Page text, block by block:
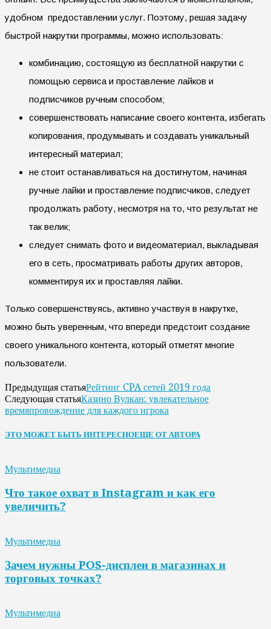
удобном предоставлении услуг. Поэтому, решая задачу
быстрой накрутки программы, можно использовать:
комбинацию, состоящую из бесплатной накрутки с
помощью сервиса и проставление лайков и
подписчиков ручным способом;
совершенствовать написание своего контента, избегать
копирования, продумывать и создавать уникальный
интересный материал;
не стоит останавливаться на достигнутом, начиная
ручные лайки и проставление подписчиков, следует
продолжать работу, несмотря на то, что результат не
так велик;
следует снимать фото и видеоматериал, выкладывая
его в сеть, просматривать работы других авторов,
комментируя их и проставляя лайки.
Только совершенствуясь, активно участвуя в накрутке,
можно быть уверенным, что впереди предстоит создание
своего уникального контента, который отметят многие
пользователи.
Предыдущая статьяРейтинг CPA сетей 2019 года
Следующая статьяКазино Вулкан: увлекательное
времяпровождение для каждого игрока
ЭТО МОЖЕТ БЫТЬ ИНТЕРЕСНОЕЩЕ ОТ АВТОРА
Мультимедиа
Что такое охват в Instagram и как его
увеличить?
Мультимедиа
Зачем нужны POS-дисплеи в магазинах и
торговых точках?
Мультимедиа